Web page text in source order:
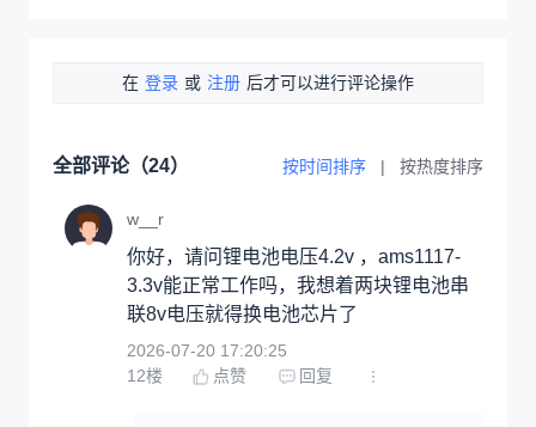
在 登录 或 注册 后才可以进行评论操作
全部评论（24） 按时间排序 | 按热度排序
w__r
你好，请问锂电池电压4.2v ，ams1117-
3.3v能正常工作吗，我想着两块锂电池串
联8v电压就得换电池芯片了
2026-07-20 17:20:25
12楼 点赞 回复